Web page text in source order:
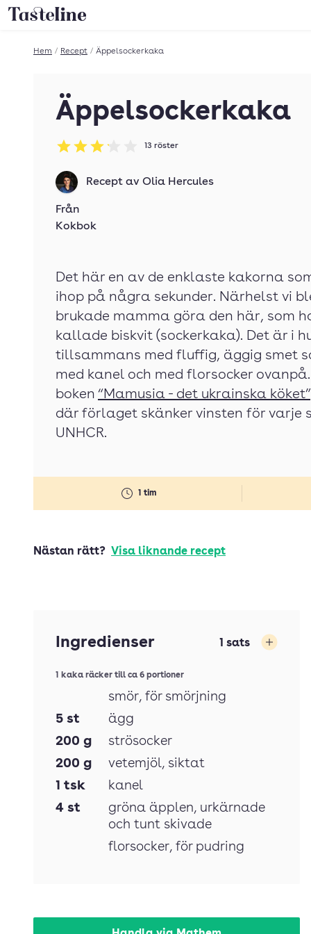
Till Tastelines startsida
Hem / Recept / Äppelsockerkaka
Äppelsockerkaka
Betyg: 3.15 av 5
13 röster
1 tim
Recept av Olia Hercules
Från
Kokbok
Det här en av de enklaste kakorna
ihop på några sekunder. Närhelst vi
brukade mamma göra den här, som
kallade biskvit (sockerkaka). Det är i
tillsammans med fluffig, äggig smet
med kanel och med florsocker
boken “Mamusia - det ukrainska köket”
där förlaget skänker vinsten för varje
UNHCR.
Nästan rätt? Visa liknande recept
Ingredienser 1 sats
1 kaka räcker till ca 6 portioner
smör, för smörjning
5 st
ägg
200 g
strösocker
200 g vetemjöl, siktat
1 tsk
kanel
4 st gröna äpplen, urkärnade
och tunt skivade
florsocker, för pudring